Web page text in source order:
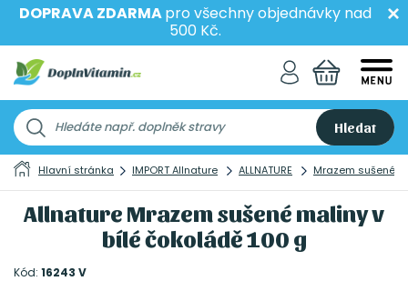
DOPRAVA ZDARMApro všechny objednávky nad
500 Kč.
Hledat
Hlavní stránka IMPORT Allnature ALLNATURE Mrazem sušené
Allnature Mrazem sušené maliny v
bílé čokoládě 100 g
Kód: 16243 V